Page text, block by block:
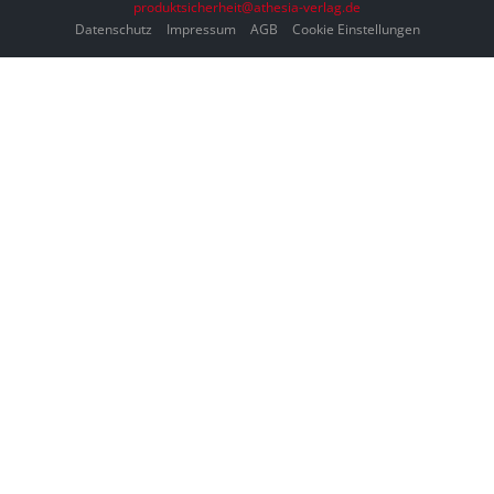
produktsicherheit@athesia-verlag.de
Datenschutz
Impressum AGB Cookie Einstellungen